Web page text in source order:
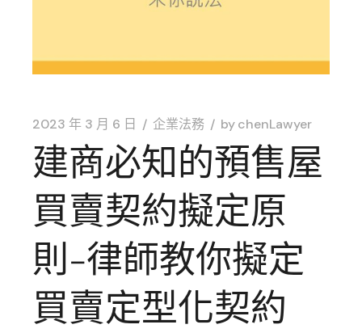
2023 年 3 月 6 日 企業法務 bychenLawyer
建商必知的預售屋
買賣契約擬定原
則-律師教你擬定
買賣定型化契約